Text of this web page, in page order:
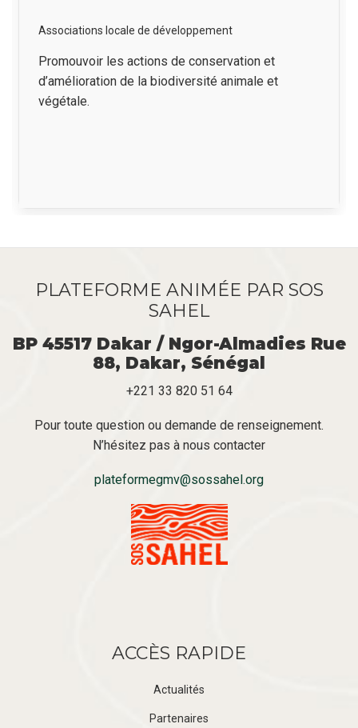
Associations locale de développement
Résumé
Promouvoir les actions de conservation et
d’amélioration de la biodiversité animale et
végétale.
PLATEFORME ANIMÉE PAR SOS
SAHEL
BP 45517 Dakar / Ngor-Almadies Rue
88, Dakar, Sénégal
+221 33 820 51 64
Pour toute question ou demande de renseignement.
N’hésitez pas à nous contacter
plateformegmv@sossahel.org
ACCÈS RAPIDE
Actualités
Partenaires